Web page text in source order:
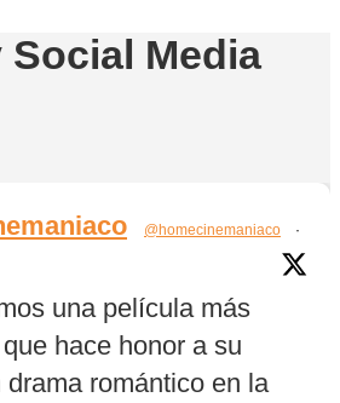
Social Media
@homecinemaniaco ·
una película más
hace honor a su
romántico en la